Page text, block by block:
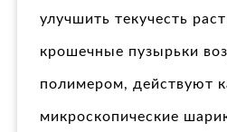
улучшить текучесть
крошечные пузырьки
полимером, действуют
микроскопические